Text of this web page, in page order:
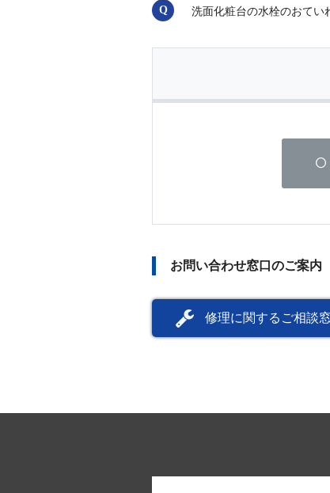
洗面化粧台の水栓のおてい
お問い合わせ窓口のご案内
修理に関するご相談